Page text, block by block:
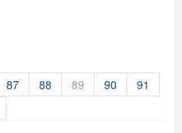
87 88 89 90
91